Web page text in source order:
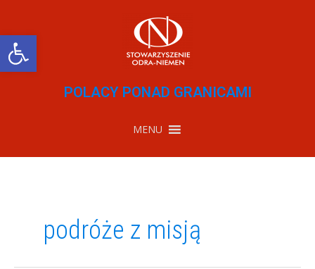
Otwórz pasek narzędzi
POLACY PONAD GRANICAMI
MENU
podróże z misją